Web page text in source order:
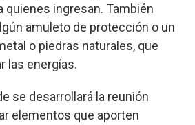
quienes ingresan. También
amuleto de protección o un
o piedras naturales, que
las energías.
se desarrollará la reunión
elementos que aporten